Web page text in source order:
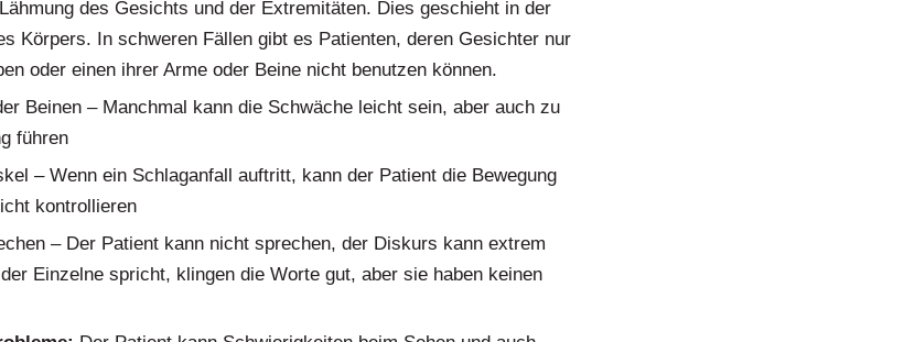
des Gesichts und der Extremitäten. Dies geschieht in der
Körpers. In schweren Fällen gibt es Patienten, deren Gesichter nur
oder einen ihrer Arme oder Beine nicht benutzen können.
Beinen – Manchmal kann die Schwäche leicht sein, aber auch zu
führen
– Wenn ein Schlaganfall auftritt, kann der Patient die Bewegung
kontrollieren
– Der Patient kann nicht sprechen, der Diskurs kann extrem
Einzelne spricht, klingen die Worte gut, aber sie haben keinen